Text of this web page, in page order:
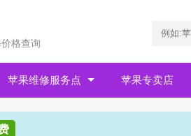
格查询
苹果维修服务点 苹果专卖店